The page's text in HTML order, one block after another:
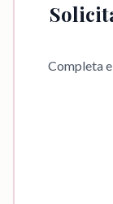
Completa